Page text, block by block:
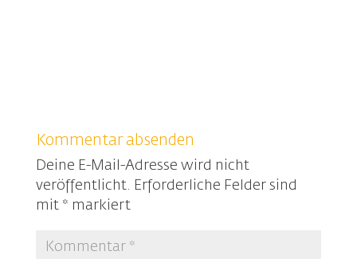
Kommentar absenden
Deine E-Mail-Adresse wird nicht
veröffentlicht. Erforderliche Felder sind
mit * markiert